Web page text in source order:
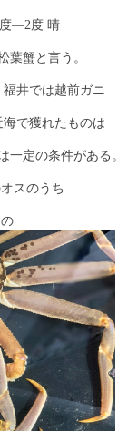
―2度 晴
葉蟹と言う。
井では越前ガニ
で獲れたものは
一定の条件がある。
スのうち